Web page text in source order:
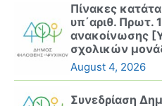
Πίνακες
υπ΄αριθ. Πρωτ.
ανακοίνωσης
σχολικών
August 4, 2026
Συνεδρίαση